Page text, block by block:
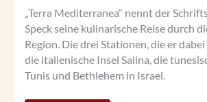
„Terra Mediterranea“ nennt der
Speck seine kulinarische Reise durch
Region. Die drei Stationen, die er
die italienische Insel Salina, die
Tunis und Bethlehem in Israel.